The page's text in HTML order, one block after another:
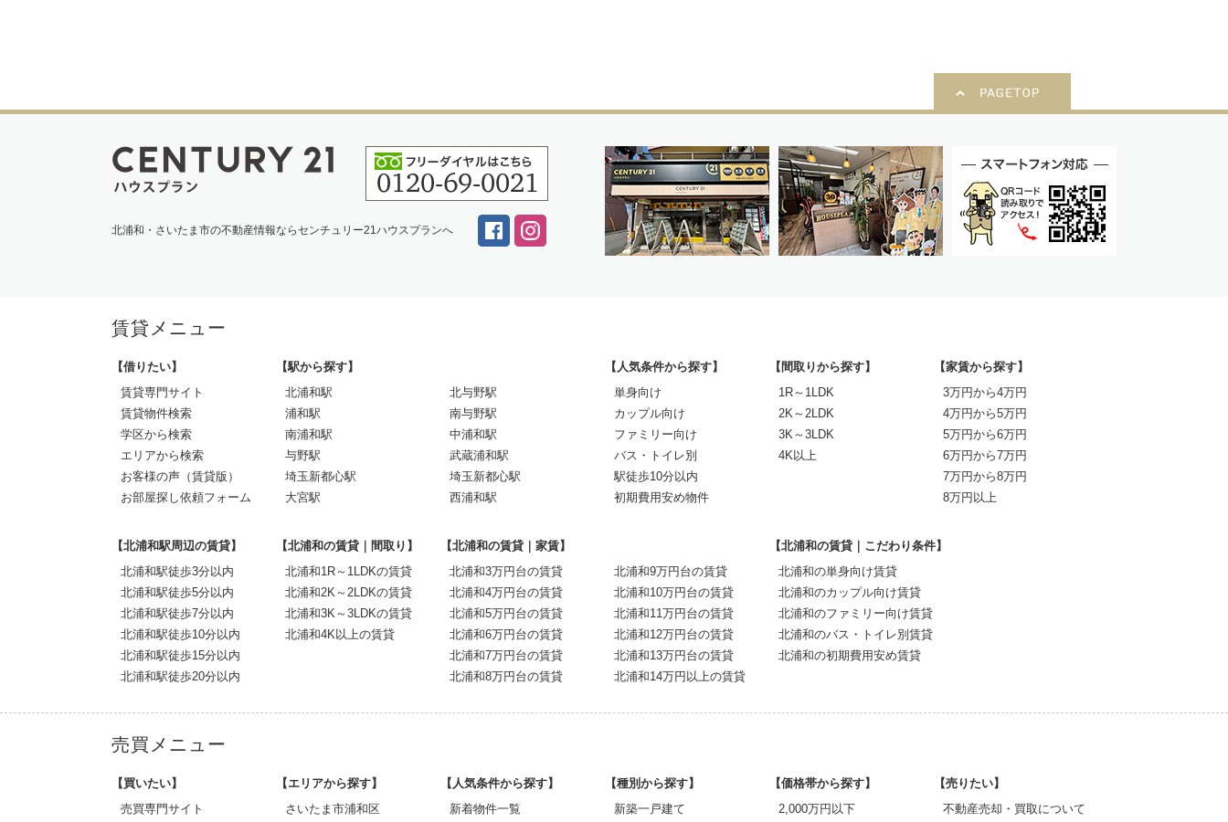
北浦和・さいたま市の不動産情報ならセンチュリー21ハウスプランへ
賃貸メニュー
【借りたい】
賃貸専門サイト
賃貸物件検索
学区から検索
エリアから検索
お客様の声（賃貸版）
お部屋探し依頼フォーム
【駅から探す】
北浦和駅
浦和駅
南浦和駅
与野駅
埼玉新都心駅
大宮駅
北与野駅
南与野駅
中浦和駅
武蔵浦和駅
埼玉新都心駅
西浦和駅
【人気条件から探す】
単身向け
カップル向け
ファミリー向け
バス・トイレ別
駅徒歩10分以内
初期費用安め物件
【間取りから探す】
1R～1LDK
2K～2LDK
3K～3LDK
4K以上
【家賃から探す】
3万円から4万円
4万円から5万円
5万円から6万円
6万円から7万円
7万円から8万円
8万円以上
【北浦和駅周辺の賃貸】
北浦和駅徒歩3分以内
北浦和駅徒歩5分以内
北浦和駅徒歩7分以内
北浦和駅徒歩10分以内
北浦和駅徒歩15分以内
北浦和駅徒歩20分以内
【北浦和の賃貸｜間取り】
北浦和1R～1LDKの賃貸
北浦和2K～2LDKの賃貸
北浦和3K～3LDKの賃貸
北浦和4K以上の賃貸
【北浦和の賃貸｜家賃】
北浦和3万円台の賃貸
北浦和4万円台の賃貸
北浦和5万円台の賃貸
北浦和6万円台の賃貸
北浦和7万円台の賃貸
北浦和8万円台の賃貸
北浦和9万円台の賃貸
北浦和10万円台の賃貸
北浦和11万円台の賃貸
北浦和12万円台の賃貸
北浦和13万円台の賃貸
北浦和14万円以上の賃貸
【北浦和の賃貸｜こだわり条件】
北浦和の単身向け賃貸
北浦和のカップル向け賃貸
北浦和のファミリー向け賃貸
北浦和のバス・トイレ別賃貸
北浦和の初期費用安め賃貸
売買メニュー
【買いたい】
売買専門サイト
【エリアから探す】
さいたま市浦和区
【人気条件から探す】
新着物件一覧
【種別から探す】
新築一戸建て
【価格帯から探す】
2,000万円以下
【売りたい】
不動産売却・買取について